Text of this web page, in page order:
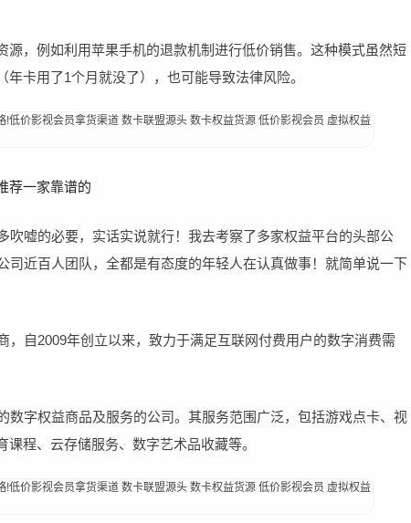
源，例如利用苹果手机的退款机制进行低价销售。这种模式虽然短
卡用了1个月就没了），也可能导致法律风险。
荐一家靠谱的
吹嘘的必要，实话实说就行！我去考察了多家权益平台的头部公
司近百人团队，全都是有态度的年轻人在认真做事！就简单说一下
，自2009年创立以来，致力于满足互联网付费用户的数字消费需
数字权益商品及服务的公司。其服务范围广泛，包括‌游戏点卡、‌视
程、‌云存储服务、‌数字艺术品收藏等。